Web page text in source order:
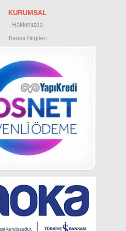
KURUMSAL
Hakkımızda
Banka Bilgileri